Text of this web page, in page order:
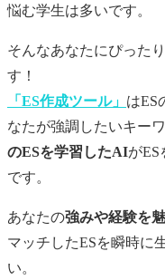
悩む学生は多いです。
そんなあなたにぴった
す！
「ES作成ツール」 はES
なたが強調したいキー
のESを学習したAIが
です。
あなたの強みや経験を
マッチしたESを瞬時に
い。